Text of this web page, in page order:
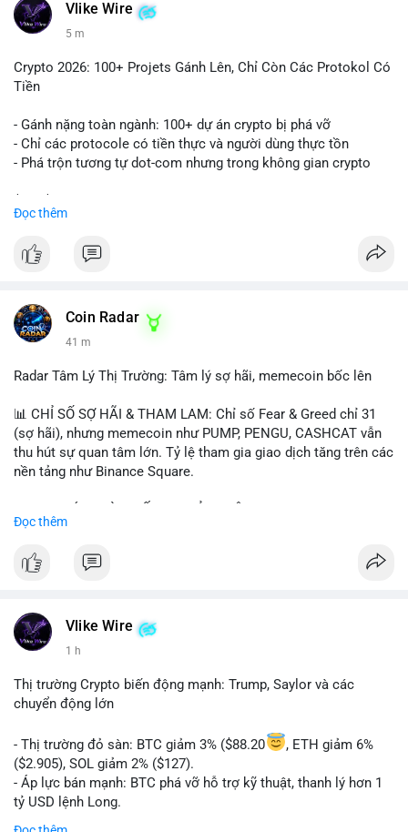
Vlike Wire
5 m
Crypto 2026: 100+ Projets Gánh Lên, Chỉ Còn Các Protokol Có
Tiền
- Gánh nặng toàn ngành: 100+ dự án crypto bị phá vỡ
- Chỉ các protocole có tiền thực và người dùng thực tồn
- Phá trộn tương tự dot-com nhưng trong không gian crypto
Đọc thêm
Coin Radar
41 m
Radar Tâm Lý Thị Trường: Tâm lý sợ hãi, memecoin bốc lên
📊 CHỈ SỐ SỢ HÃI & THAM LAM: Chỉ số Fear & Greed chỉ 31
(sợ hãi), nhưng memecoin như PUMP, PENGU, CASHCAT vẫn
thu hút sự quan tâm lớn. Tỷ lệ tham gia giao dịch tăng trên các
nền tảng như Binance Square.
CASHCAT, SUI, TAO xuất hiện nhiều trong tìm kiếm Việt Nam
hấp dẫn. Bàn tán về SPCX và SAGA cũng hấp dẫn.
SAGA", "short SPCX", và "đã ngồi ăn ở khách sạn 5*" (từ bài
đăng Binance Square). Tin tức về BIP-110 Bitcoin và SKR token
BNB Smart Chain.
Sợ hãi do chỉ số thấp nhưng xu hướng memecoin và tin tức
tích cực (BTC ETF, SKR) tạo áp lực lên giá. Rủi ro từ các đề cày
SPCX và SAGA vẫn cao. Cần theo dõi xu hướng "long" hoặc
"short" theo chiến lược cá nhân.
Đọc thêm
Vlike Wire
1 h
Thị trường Crypto biến động mạnh: Trump, Saylor và các
chuyển động lớn
- Thị trường đỏ sàn: BTC giảm 3% ($88.20
, ETH giảm 6%
($2.905), SOL giảm 2% ($127).
- Áp lực bán mạnh: BTC phá vỡ hỗ trợ kỹ thuật, thanh lý hơn 1
tỷ USD lệnh Long.
- Tin tức quan trọng: Trump Media dự kiến airdrop token cho